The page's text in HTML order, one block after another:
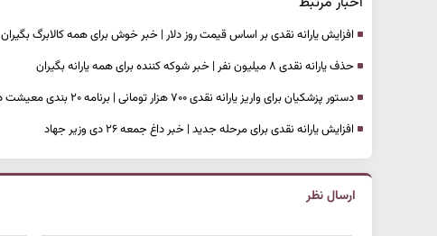
افزایش یارانه نقدی بر اساس قیمت روز دلار | خبر خوش برای همه کالابرگ بگیران
حذف یارانه نقدی ۸ میلیون نفر | خبر شوکه کننده برای همه یارانه بگیران
دستور پزشکیان برای واریز یارانه نقدی ۷۰۰ هزار تومانی | برنامه ۲۰ بندی معیشت دولت برای 5 دهک
افزایش یارانه نقدی برای مرحله جدید | خبر داغ جمعه ۲۶ دی وزیر جهاد
ارسال نظر